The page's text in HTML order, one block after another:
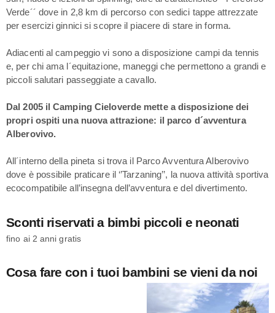
Verde´´ dove in 2,8 km di percorso con sedici tappe attrezzate
per esercizi ginnici si scopre il piacere di stare in forma.
Adiacenti al campeggio vi sono a disposizione campi da tennis
e, per chi ama l´equitazione, maneggi che permettono a grandi e
piccoli salutari passeggiate a cavallo.
Dal 2005 il Camping Cieloverde mette a disposizione dei
propri ospiti una nuova attrazione: il parco d´avventura
Alberovivo.
All´interno della pineta si trova il Parco Avventura Alberovivo
dove è possibile praticare il ‘’Tarzaning’’, la nuova attività sportiva
ecocompatibile all’insegna dell’avventura e del divertimento.
Sconti riservati a bimbi piccoli e neonati
fino ai 2 anni gratis
Cosa fare con i tuoi bambini se vieni da noi